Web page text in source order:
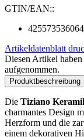
GTIN/EAN::
Artikeldatenblatt
Diesen Artikel
aufgenommen.
Produktbeschreibung
Die Tiziano
charmantes Design
Herzform und die
einem dekorativen